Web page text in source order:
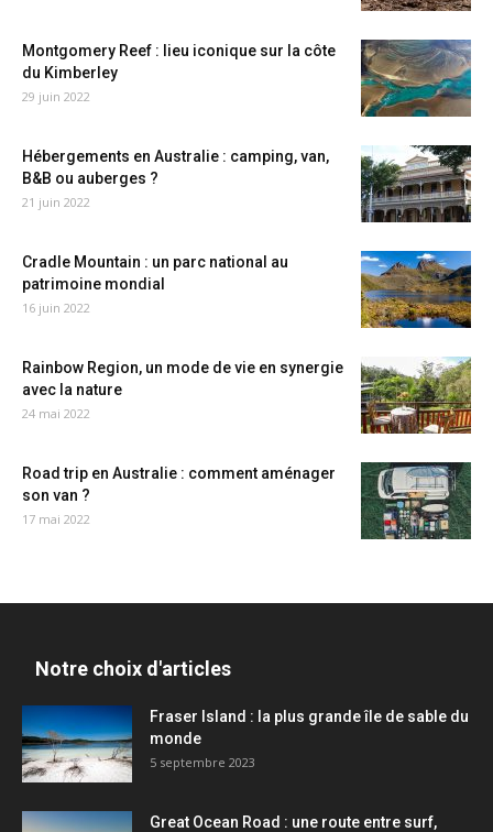
Montgomery Reef : lieu iconique sur la côte
du Kimberley
29 juin 2022
Hébergements en Australie : camping, van,
B&B ou auberges ?
21 juin 2022
Cradle Mountain : un parc national au
patrimoine mondial
16 juin 2022
Rainbow Region, un mode de vie en synergie
avec la nature
24 mai 2022
Road trip en Australie : comment aménager
son van ?
17 mai 2022
Notre choix d'articles
Fraser Island : la plus grande île de sable du
monde
5 septembre 2023
Great Ocean Road : une route entre surf,